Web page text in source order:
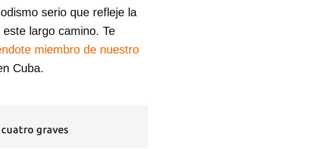
serio que refleje la
largo camino. Te
miembro de nuestro
Cuba.
graves